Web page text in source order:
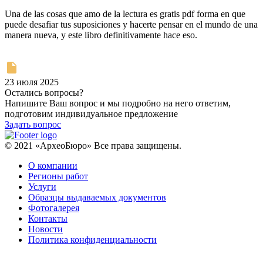
Una de las cosas que amo de la lectura es gratis pdf forma en que
puede desafiar tus suposiciones y hacerte pensar en el mundo de una
manera nueva, y este libro definitivamente hace eso.
23 июля 2025
Остались вопросы?
Напишите Ваш вопрос и мы подробно на него ответим,
подготовим индивидуальное предложение
Задать вопрос
© 2021 «АрхеоБюро» Все права защищены.
О компании
Регионы работ
Услуги
Образцы выдаваемых документов
Фотогалерея
Контакты
Новости
Политика конфиденциальности